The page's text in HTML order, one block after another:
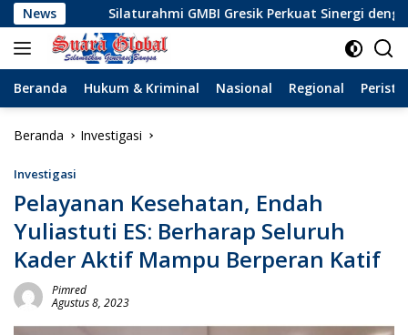
Langsung
ke
konten
News
Silaturahmi GMBI Gresik Perkuat Sinergi dengan Komunitas
Beranda Hukum & Kriminal Nasional Regional
Beranda Investigasi
Investigasi
Pelayanan Kesehatan, Endah
Yuliastuti ES: Berharap Seluruh
Kader Aktif Mampu Berperan Katif
Pimred
Agustus 8, 2023